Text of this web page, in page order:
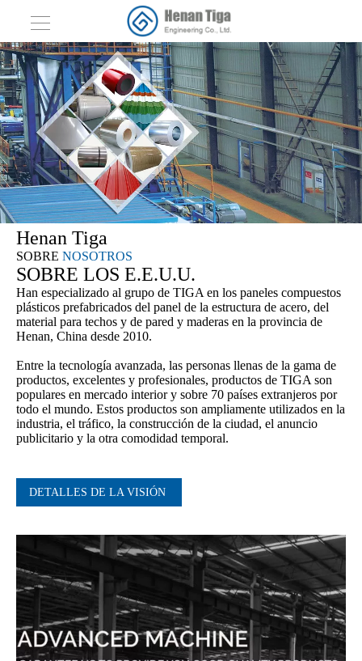
Henan Tiga
SOBRE NOSOTROS
SOBRE LOS E.E.U.U.
Han especializado al grupo de TIGA en los paneles compuestos
plásticos prefabricados del panel de la estructura de acero, del
material para techos y de pared y maderas en la provincia de
Henan, China desde 2010.
Entre la tecnología avanzada, las personas llenas de la gama de
productos, excelentes y profesionales, productos de TIGA son
populares en mercado interior y sobre 70 países extranjeros por
todo el mundo. Estos productos son ampliamente utilizados en la
industria, el tráfico, la construcción de la ciudad, el anuncio
publicitario y la otra comodidad temporal.
DETALLES DE LA VISIÓN